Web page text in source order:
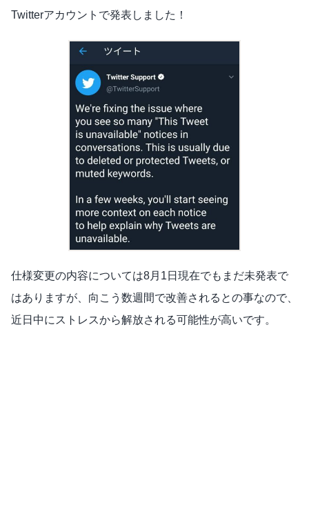
Twitterアカウントで発表しました！
仕様変更の内容については8月1日現在でもまだ未発表で
はありますが、向こう数週間で改善されるとの事なので、
近日中にストレスから解放される可能性が高いです。